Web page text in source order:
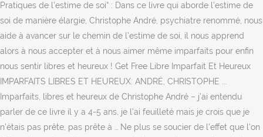
Pratiques de l’estime de soi“ : Dans ce livre qui aborde l’estime de
soi de manière élargie, Christophe André, psychiatre renommé, nous
aide à avancer sur le chemin de l’estime de soi, il nous apprend
alors à nous accepter et à nous aimer même imparfaits pour enfin
nous sentir libres et heureux ! Get Free Libre Imparfait Et Heureux
IMPARFAITS LIBRES ET HEUREUX: ANDRÉ, CHRISTOPHE ...
Imparfaits, libres et heureux de Christophe André – j’ai entendu
parler de ce livre il y a 4-5 ans, je l’ai feuilleté mais je crois que je
n’étais pas prête, pas prête à … Ne plus se soucier de l'effet que l'on